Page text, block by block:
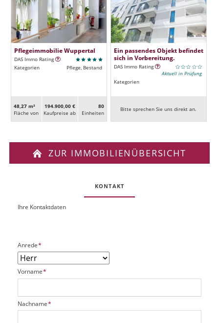
Pflegeimmobilie Wuppertal
DAS Immo Rating
Kategorien
Pflege, Bestand
48,27 m²
Fläche von
194.900,00 €
Kaufpreise ab
80
Ein­heiten
Ein passendes Objekt befindet
sich in Vorbereitung.
DAS Immo Rating
Aktuell in Prüfung
Kategorien
Bitte sprechen Sie uns direkt an.
ZUR IMMOBILIENÜBERSICHT
KONTAKT
O
k
P
t
z
h
UIhre Kontaktdaten
P
f
l
i
c
t
f
Anrede*
P
f
i
c
Vorname*
P
f
Nachname*